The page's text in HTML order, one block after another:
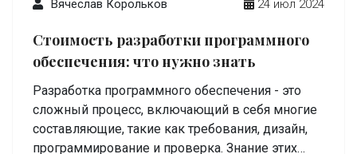
Вячеслав Корольков 24 июл 2024
Стоимость разработки программного
обеспечения: что нужно знать
Разработка программного обеспечения - это
сложный процесс, включающий в себя многие
составляющие, такие как требования, дизайн,
программирование и проверка. Знание этих